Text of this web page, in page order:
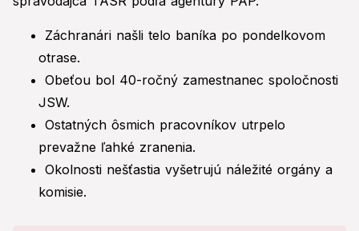
Záchranári našli telo baníka po pondelkovom
otrase.
Obeťou bol 40-ročný zamestnanec spoločnosti
JSW.
Ostatných ôsmich pracovníkov utrpelo
prevažne ľahké zranenia.
Okolnosti nešťastia vyšetrujú náležité orgány a
komisie.